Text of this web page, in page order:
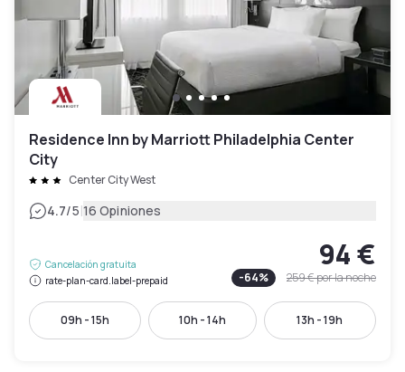
Residence Inn by Marriott Philadelphia Center
City
Center City West
4.7/5|16 Opiniones
Cancelación gratuita
rate-plan-card.label-prepaid
94 €
-64% 259 €por la noche
09h - 15h 10h - 14h 13h - 19h